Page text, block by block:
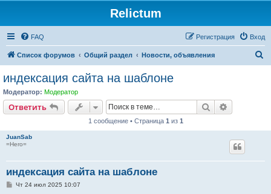
Relictum
FAQ Вход
Регистрация
Список форумов Общий раздел Новости, объявления
индексация сайта на шаблоне
Модератор: Модератор
Ответить Поиск
1 сообщение • Страница 1 из 1
JuanSab
=Hero=
индексация сайта на шаблоне
СЧт 24 июл 2025 10:07